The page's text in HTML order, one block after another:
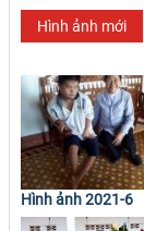
Hình ảnh mới
Hình ảnh 2021-6